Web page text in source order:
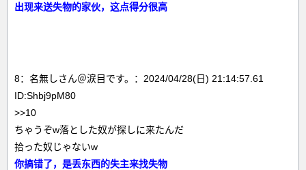
出现来送失物的家伙，这点得分很高
8：名無しさん＠涙目です。：2024/04/28(日) 21:14:57.61
ID:Shbj9pM80
>>10
ちゃうぞw落とした奴が探しに来たんだ
拾った奴じゃないw
你搞错了，是丢东西的失主来找失物